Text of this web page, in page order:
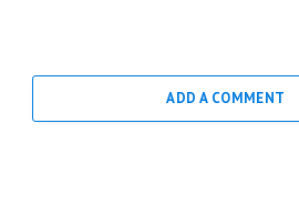
ADD A COMMENT